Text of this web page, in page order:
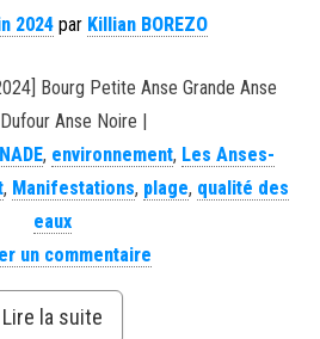
2024par Killian BOREZO
Bourg Petite Anse Grande Anse
Anse Noire |
, environnement, Les Anses-
, Manifestations, plage, qualité des
eaux
un commentaire
Lire la suite